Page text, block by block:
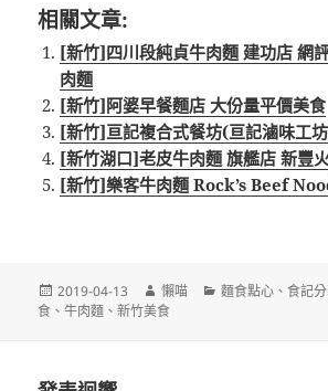
相關文章:
[新竹]四川段純貞牛肉麵‬ 建功店 網
肉麵
[新竹]阿婆早餐麵店 大份量平價美食
[新竹]亘記複合式餐坊(亘記滷味工
[新竹湖口]老皮牛肉麵 旗艦店 新豐
[新竹]樂客牛肉麵 Rock’s Beef
發
佈
2019-04-13
作
者
懶喵
分
麵食點心 、食記
食 、牛肉麵 、新竹美食